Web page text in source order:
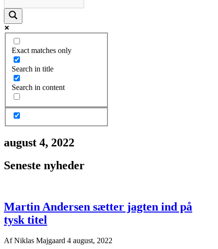
Exact matches only
Search in title
Search in content
august 4, 2022
Seneste nyheder
Martin Andersen sætter jagten ind på
tysk titel
AfNiklas Majgaard 4 august, 2022